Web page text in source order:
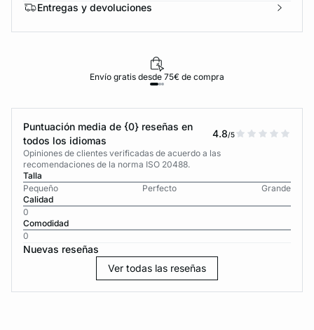
Entregas y devoluciones
Envío gratis desde 75€ de compra
Puntuación media de {0} reseñas en
todos los idiomas
4.8/5
Opiniones de clientes verificadas de acuerdo a las
recomendaciones de la norma ISO 20488.
Talla
Pequeño
Perfecto
Grande
Calidad
0
Comodidad
0
Nuevas reseñas
Ver todas las reseñas